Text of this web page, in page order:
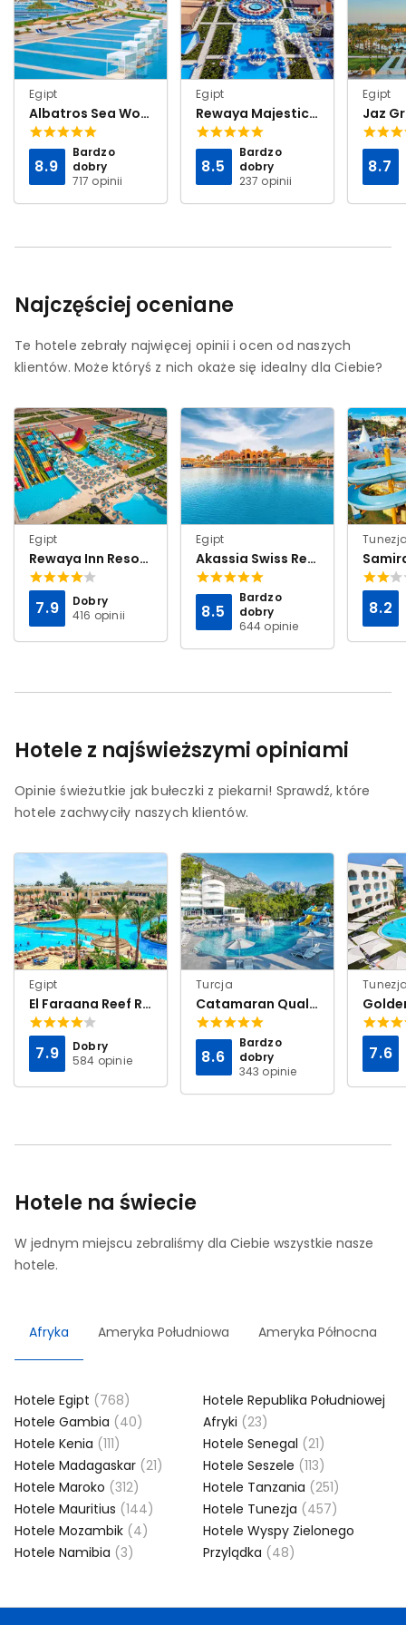
Egipt
Albatros Sea World Resort Marsa Alam
Bardzo
dobry
717 opinii
8.9
Egipt
Rewaya Majestic Resort
Bardzo
dobry
237 opinii
8.5
Egipt
8.7
Najczęściej oceniane
Te hotele zebrały najwięcej opinii i ocen od naszych
klientów. Może któryś z nich okaże się idealny dla Ciebie?
Egipt
Rewaya Inn Resort (ex. Hawaii Paradise Aqua Park Resort)
Dobry
416 opinii
7.9
Egipt
Akassia Swiss Resort (ex. Calimera Club Akassia Swiss Resort)
Bardzo
dobry
644 opinie
8.5 8.2
Hotele z najświeższymi opiniami
Opinie świeżutkie jak bułeczki z piekarni! Sprawdź, które
hotele zachwyciły naszych klientów.
Egipt
El Faraana Reef Resort
Dobry
584 opinie
7.9
Turcja
Catamaran Quality Times (ex. Catamaran Resort)
Bardzo
dobry
343 opinie
8.6 7.6
Hotele na świecie
W jednym miejscu zebraliśmy dla Ciebie wszystkie nasze
hotele.
Afryka Ameryka Południowa Ameryka Północna
Hotele Egipt (768)
Hotele Gambia (40)
Hotele Kenia (111)
Hotele Madagaskar (21)
Hotele Maroko (312)
Hotele Mauritius (144)
Hotele Mozambik (4)
Hotele Namibia (3)
Hotele Republika Południowej
Afryki (23)
Hotele Senegal (21)
Hotele Seszele (113)
Hotele Tanzania (251)
Hotele Tunezja (457)
Hotele Wyspy Zielonego
Przylądka (48)